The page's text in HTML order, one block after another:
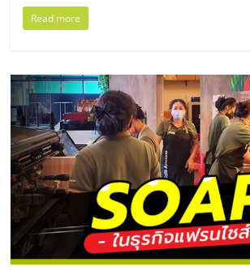
แฟ
รน
ปรึกษา
แฟ
รน
ไชส์,
รวม
แฟ
รน
ไชส์
ขาย
แฟ
Read more